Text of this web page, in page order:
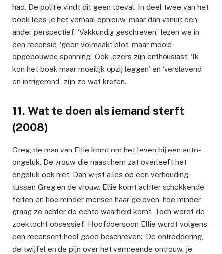
had. De politie vindt dit geen toeval. In deel twee van het
boek lees je het verhaal opnieuw, maar dan vanuit een
ander perspectief. ‘Vakkundig geschreven,’ lezen we in
een recensie, ‘geen volmaakt plot, maar mooie
opgebouwde spanning.’ Ook lezers zijn enthousiast: ‘Ik
kon het boek maar moeilijk opzij leggen’ en ‘verslavend
en intrigerend,’ zijn zo wat kreten.
11. Wat te doen als iemand sterft
(2008)
Greg, de man van Ellie komt om het leven bij een auto-
ongeluk. De vrouw die naast hem zat overleeft het
ongeluk ook niet. Dan wijst alles op een verhouding
tussen Greg en de vrouw. Ellie komt achter schokkende
feiten en hoe minder mensen haar geloven, hoe minder
graag ze achter de echte waarheid komt. Toch wordt de
zoektocht obsessief. Hoofdpersoon Ellie wordt volgens
een recensent heel goed beschreven: ‘De ontreddering,
de twijfel en de pijn over het vermeende ontrouw, je